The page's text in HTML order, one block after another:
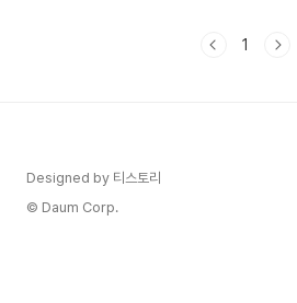
와 궁합맞는 생채소 3.2 썩어먹지 않기 3.3 식후
1
Designed by 티스토리
© Daum Corp.